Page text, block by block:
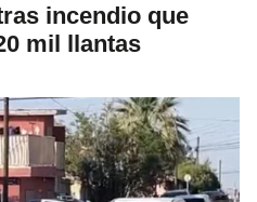
incendio que
mil llantas